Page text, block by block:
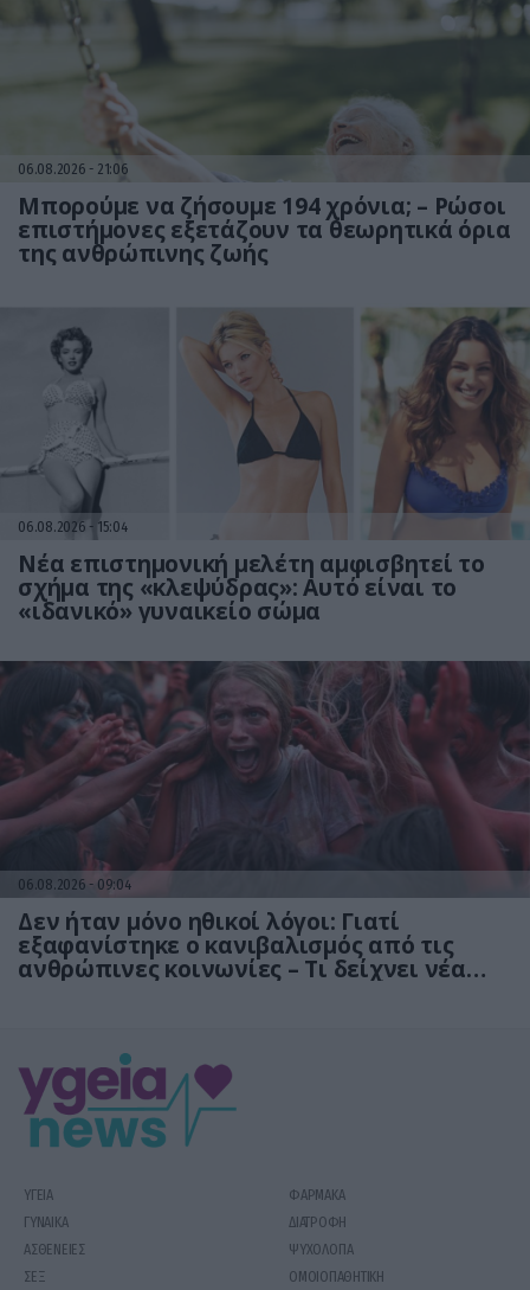
06.08.2026 21:06
Μπορούμε να ζήσουμε 194 χρόνια; – Ρώσοι
επιστήμονες εξετάζουν τα θεωρητικά όρια
της ανθρώπινης ζωής
06.08.2026 15:04
Νέα επιστημονική μελέτη αμφισβητεί το
σχήμα της «κλεψύδρας»: Αυτό είναι το
«ιδανικό» γυναικείο σώμα
06.08.2026 09:04
Δεν ήταν μόνο ηθικοί λόγοι: Γιατί
εξαφανίστηκε ο κανιβαλισμός από τις
ανθρώπινες κοινωνίες – Τι δείχνει νέα
ΥΓΕΙΑ
ΦΑΡΜΑΚΑ
ΓΥΝΑΙΚΑ
ΔΙΑΤΡΟΦΗ
ΑΣΘΕΝΕΙΕΣ
ΨΥΧΟΛΟΓΙΑ
ΣΕΞ
ΟΜΟΙΟΠΑΘΗΤΙΚΗ